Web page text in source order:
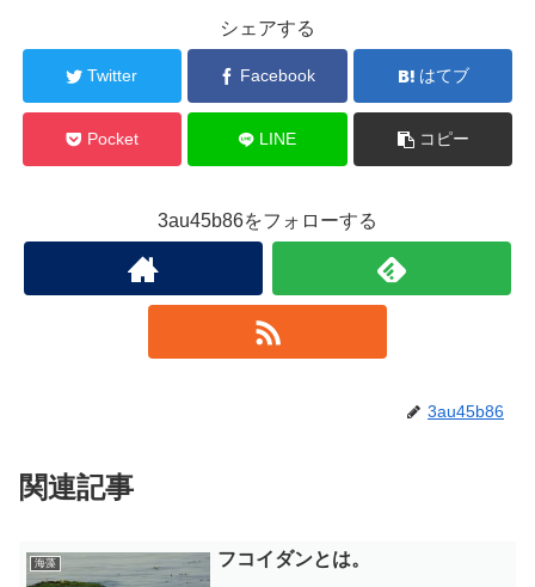
シェアする
Twitter Facebook はてブ
Pocket LINE コピー
3au45b86をフォローする
3au45b86
関連記事
海藻 フコイダンとは。